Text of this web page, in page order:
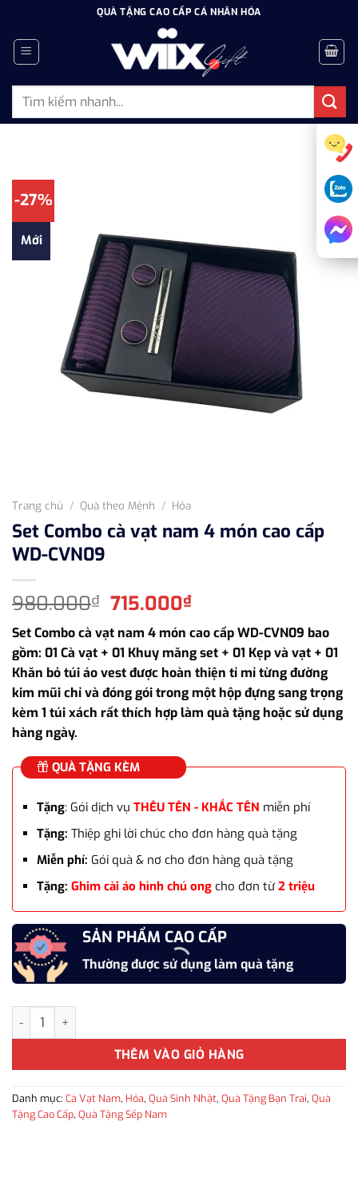
dung
QUÀ TẶNG CAO CẤP CÁ NHÂN HÓA
Tìm
-27%
Mới
Trang chủ / Quà theo Mệnh / Hỏa
Set Combo cà vạt nam 4 món cao cấp
WD-CVN09
980.000₫ Giá
gốc
là:
980.000₫.
715.000₫Giá
hiện
tại
là:
715.000₫.
Set Combo cà vạt nam 4 món cao cấp WD-CVN09 bao
gồm: 01 Cà vạt + 01 Khuy măng set + 01 Kẹp và vạt + 01
Khăn bỏ túi áo vest được hoàn thiện tỉ mỉ từng đường
kim mũi chỉ và đóng gói trong một hộp đựng sang trọng
kèm 1 túi xách rất thích hợp làm quà tặng hoặc sử dụng
hàng ngày.
QUÀ TẶNG KÈM
Tặng: Gói dịch vụ THÊU TÊN - KHẮC TÊN miễn phí
Tặng: Thiệp ghi lời chúc cho đơn hàng quà tặng
Miễn phí: Gói quà & nơ cho đơn hàng quà tặng
Tặng: Ghim cài áo hình chú ongcho đơn từ 2 triệu
SẢN PHẨM CAO CẤP
Thường được sử dụng làm quà tặng
Set Combo cà vạt nam 4 món cao cấp WD-CVN09 số lượng
THÊM VÀO GIỎ HÀNG
Danh mục: Cà Vạt Nam, Hỏa, Quà Sinh Nhật, Quà Tặng Bạn Trai, Quà
Tặng Cao Cấp, Quà Tặng Sếp Nam